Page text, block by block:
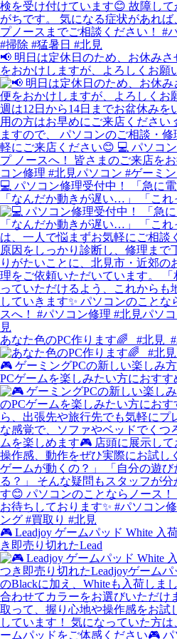
📢 明日は定休日のため、お休み
をおかけしますが、よろしくお願
💻 パソコン修理受付中！ 「急に
「なんだか動きが遅い…」 「これ
あなた色のPC作ります🌈 ⁡⁡ ⁡ #北見⁡
🎮 ゲーミングPCの新しい楽しみ
PCゲームを楽しみたい方におすす
🎮 Leadjoy ゲームパッド White 入
き即売り切れたLead